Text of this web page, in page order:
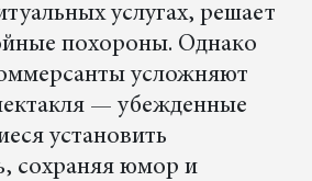
услугах, решает
похороны. Однако
усложняют
— убежденные
установить
сохраняя юмор и